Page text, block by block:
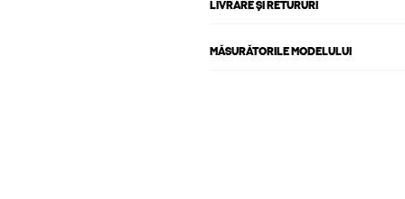
LIVRARE ȘI RETURURI
MĂSURĂTORILE MODELULUI